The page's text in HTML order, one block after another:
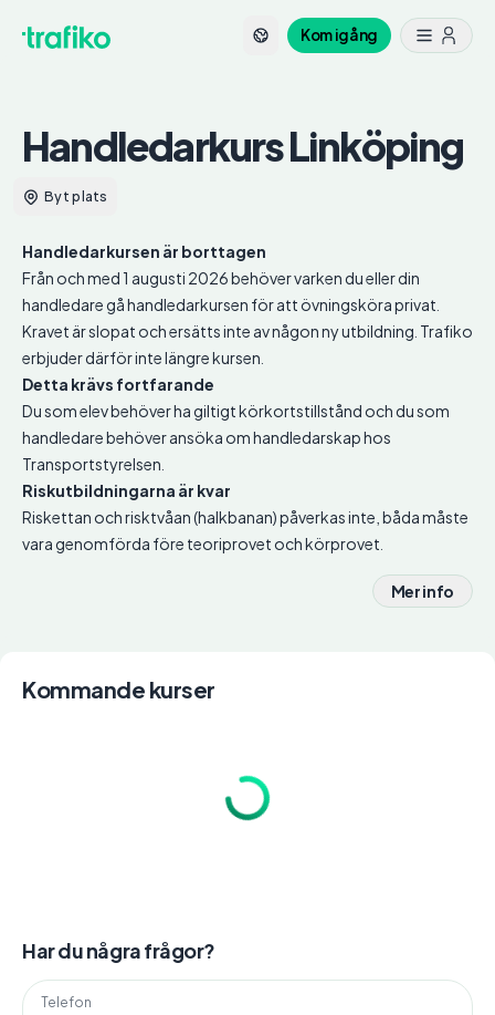
Kom igång
HandledarkursLinköping
Byt plats
Handledarkursen är borttagen
Från och med 1 augusti 2026 behöver varken du eller din
handledare gå handledarkursen för att övningsköra privat.
Kravet är slopat och ersätts inte av någon ny utbildning. Trafiko
erbjuder därför inte längre kursen.
Detta krävs fortfarande
Du som elev behöver ha giltigt körkortstillstånd och du som
handledare behöver ansöka om handledarskap hos
Transportstyrelsen.
Riskutbildningarna är kvar
Riskettan och risktvåan (halkbanan) påverkas inte, båda måste
vara genomförda före teoriprovet och körprovet.
Mer info
Kommande kurser
Har du några frågor?
Telefon